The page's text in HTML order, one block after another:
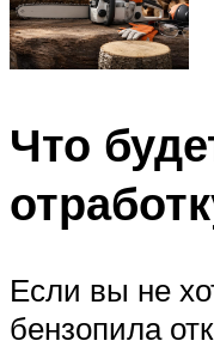
Что
Если вы не
бензопила